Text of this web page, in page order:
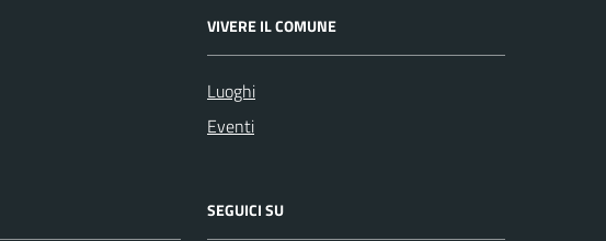
VIVERE IL COMUNE
Luoghi
Eventi
SEGUICI SU